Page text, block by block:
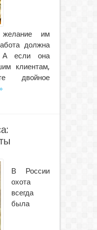
желание им
должна
А если она
клиентам,
двойное
В России
охота
всегда
была